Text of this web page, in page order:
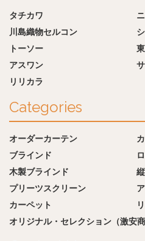
タチカワ
川島織物セルコン
トーソー
アスワン
リリカラ
Categories
オーダーカーテン
ブラインド
木製ブラインド
プリーツスクリーン
カーペット
オリジナル・セレクション（激安商